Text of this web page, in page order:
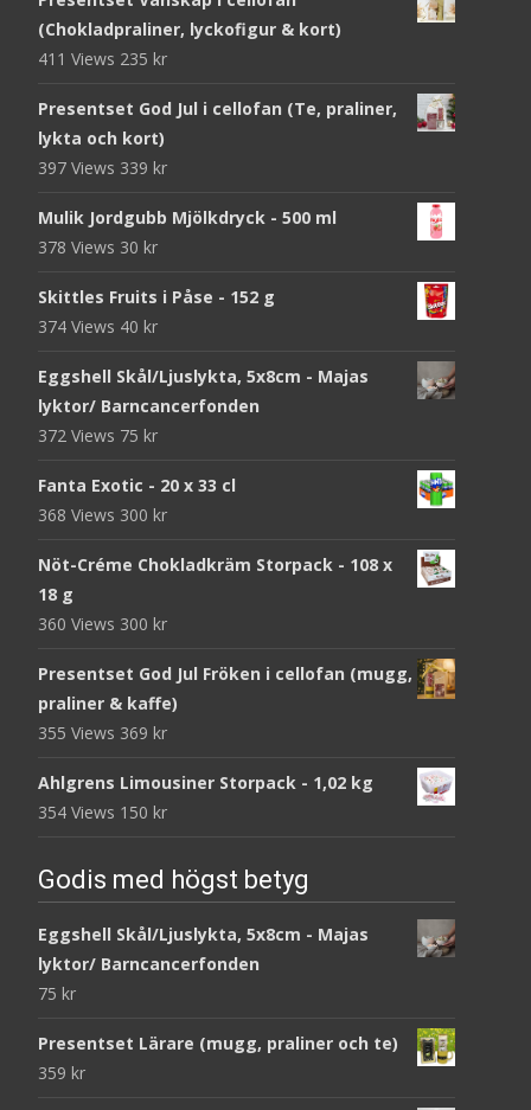
(Chokladpraliner, lyckofigur & kort)
411 Views 235 kr
Presentset God Jul i cellofan (Te, praliner,
lykta och kort)
397 Views 339 kr
Mulik Jordgubb Mjölkdryck - 500 ml
378 Views 30 kr
Skittles Fruits i Påse - 152 g
374 Views 40 kr
Eggshell Skål/Ljuslykta, 5x8cm - Majas
lyktor/ Barncancerfonden
372 Views 75 kr
Fanta Exotic - 20 x 33 cl
368 Views 300 kr
Nöt-Créme Chokladkräm Storpack - 108 x
18 g
360 Views 300 kr
Presentset God Jul Fröken i cellofan (mugg,
praliner & kaffe)
355 Views 369 kr
Ahlgrens Limousiner Storpack - 1,02 kg
354 Views 150 kr
Godis med högst betyg
Eggshell Skål/Ljuslykta, 5x8cm - Majas
lyktor/ Barncancerfonden
75 kr
Presentset Lärare (mugg, praliner och te)
359 kr